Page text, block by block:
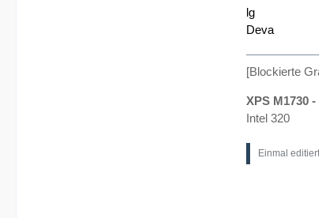
lg
Deva
[Blockierte
XPS M1730
Intel 320
Einmal